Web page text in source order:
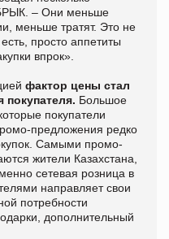
БРЫК. – Они меньше
меньше тратят. Это не
просто аппетиты
впрок».
фактор цены стал
Большое
покупатели
предложения редко
Самыми промо-
жители Казахстана,
сетевая розница в
направляет свои
потребности
дополнительный